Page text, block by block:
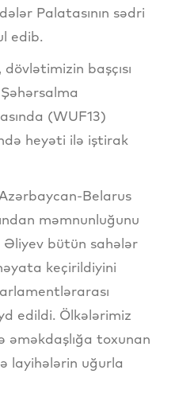
Palatasının sədri
edib.
başçısı
(WUF13)
heyəti ilə iştirak
Belarus
məmnunluğunu
bütün sahələr
keçirildiyini
edildi. Ölkələrimiz
əməkdaşlığa toxunan
layihələrin uğurla